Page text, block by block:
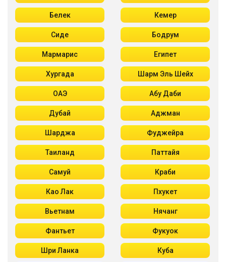
Белек Кемер
Сиде Бодрум
Мармарис Египет
Хургада Шарм Эль Шейх
ОАЭ Абу Даби
Дубай Аджман
Шарджа Фуджейра
Таиланд Паттайя
Самуй Краби
Као Лак Пхукет
Вьетнам Нячанг
Фантьет Фукуок
Шри Ланка Куба